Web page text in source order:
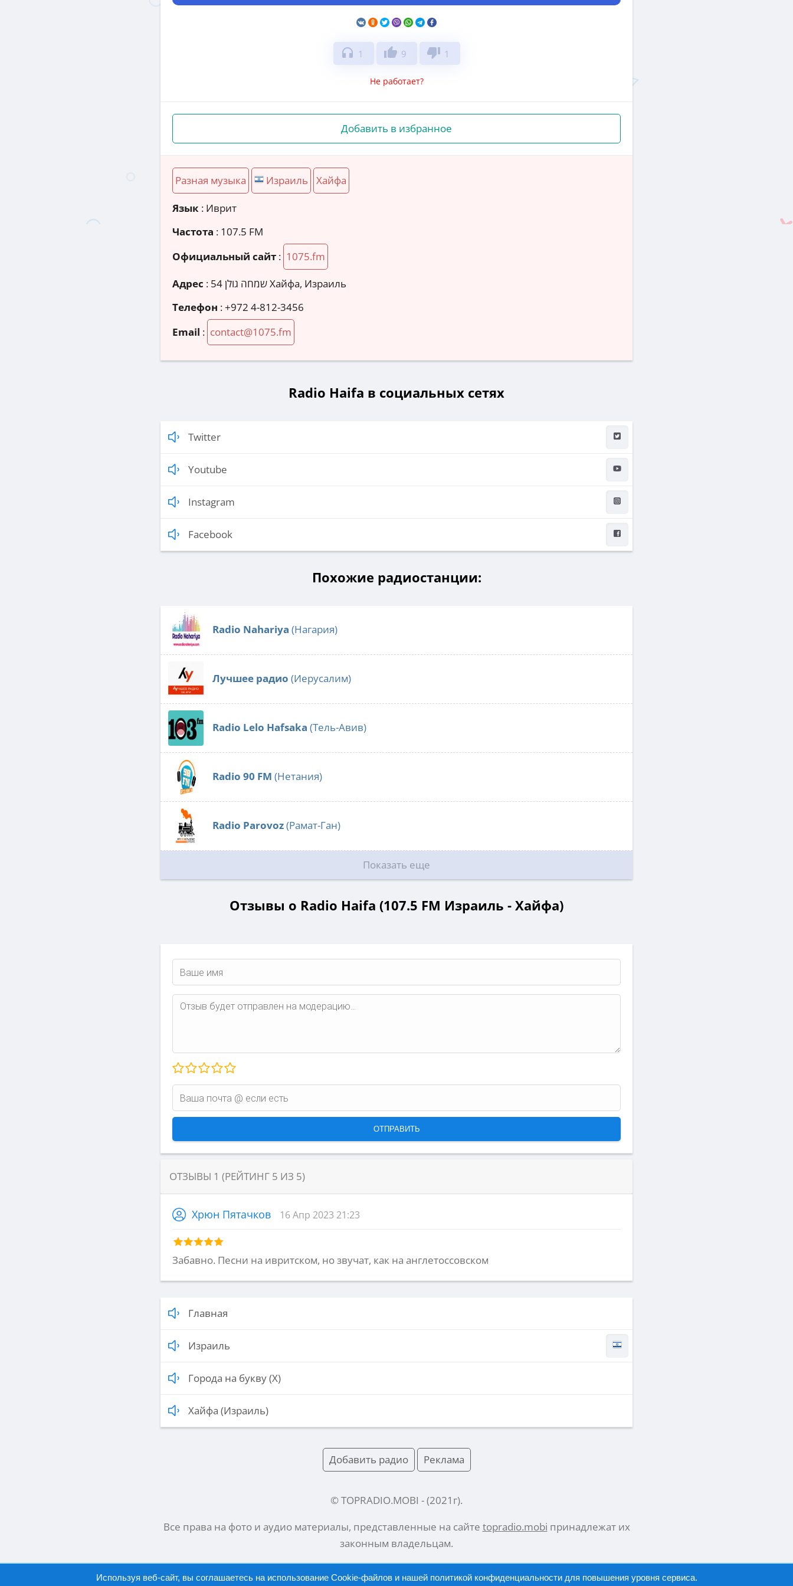
headphones 1 thumb_up 9 thumb_down 1
Не работает?
Добавить в избранное
Разная музыка Израиль Хайфа
Язык : Иврит
Частота : 107.5 FM
Официальный сайт : 1075.fm
Адрес :
שמחה גולן 54 Хайфа, Израиль
Телефон :+972 4-812-3456
Email : contact@1075.fm
Radio Haifa в социальных сетях
Twitter
Youtube
Instagram
Facebook
Похожие радиостанции:
Radio Nahariya (Нагария)
Лучшее радио (Иерусалим)
Radio Lelo Hafsaka (Тель-Авив)
Radio 90 FM (Нетания)
Radio Parovoz(Рамат-Ган)
Показать еще
Отзывы о Radio Haifa (107.5 FM Израиль - Хайфа)
ОТЗЫВЫ 1 (РЕЙТИНГ 5 ИЗ 5)
Хрюн Пятачков 16 Апр 2023 21:23
Забавно. Песни на ивритском, но звучат, как на англетоссовском
Главная
Израиль
Города на букву (Х)
Хайфа (Израиль)
Добавить радио Реклама
© TOPRADIO.MOBI - (2021 г).
Все права на фото и аудио материалы, представленные на сайте topradio.mobi принадлежат их
законным владельцам.
Используя веб-сайт, вы соглашаетесь на использование Cookie-файлов и нашей политикой конфиденциальностидля повышения уровня сервиса.